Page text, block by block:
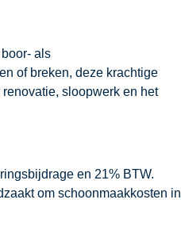
als
of breken, deze krachtige
sloopwerk en het
en 21% BTW.
om schoonmaakkosten in